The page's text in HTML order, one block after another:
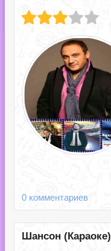
0 комментариев
Шансон